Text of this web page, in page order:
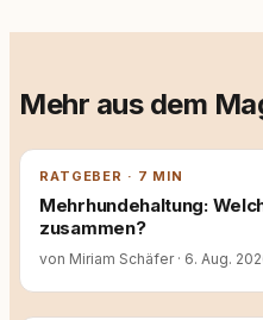
Mehr aus dem
RATGEBER · 7 MIN
Mehrhundehaltung:
zusammen?
von Miriam Schäfer · 6. Aug.